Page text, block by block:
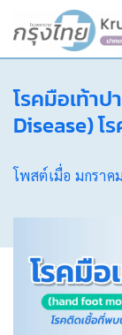
โรคมือเท้า
Disease) โ
โพสต์เมื่อมกราค